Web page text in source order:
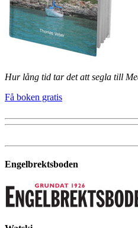
Hur lång tid tar det att segla till
Få boken gratis
Engelbrektsboden